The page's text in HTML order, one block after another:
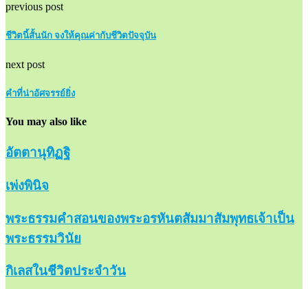
previous post
ชีวิตนี้สั้นนัก จงให้คุณค่ากับชีวิตปัจจุบัน
next post
คำที่น่าอัศจรรย์ยิ่ง
You may also like
อัตตานุทิฏฐิ
เพ่งพินิจ
พระธรรมคำสอนของพระอรหันตสัมมาสัมพุทธเจ้าเป็น
พระธรรมวินัย
กิเลสในชีวิตประจำวัน